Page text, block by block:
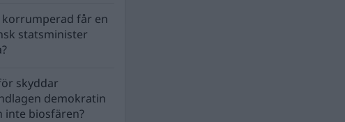
korrumperad får en
statsminister
skyddar
demokratin
inte biosfären?